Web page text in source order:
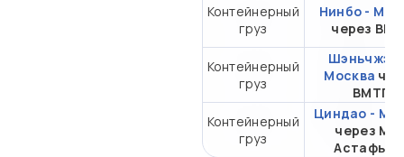
Контейнерный
груз
Нинбо -
через
Контейнерный
груз
Москва
ВМТП
Контейнерный
груз
Циндао -
через